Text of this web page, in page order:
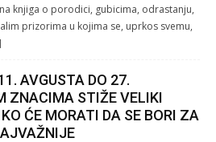
knjiga o porodici, gubicima, odrastanju,
prizorima u kojima se, uprkos svemu,
AVGUSTA DO 27.
ZNACIMA STIŽE VELIKI
ĆE MORATI DA SE BORI ZA